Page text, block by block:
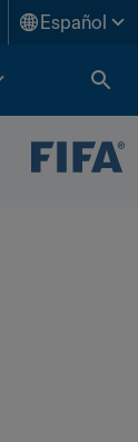
Español